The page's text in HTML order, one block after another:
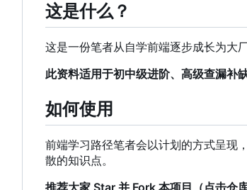
这是什么？
这是一份笔者从自学前端逐步成长为大
此资料适用于初中级进阶、高级查漏补缺
如何使用
前端学习路径笔者会以计划的方式呈现
散的知识点。